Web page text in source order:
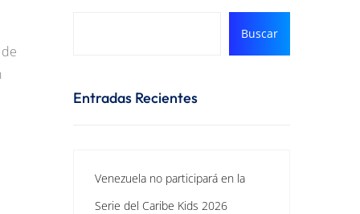
Buscar
Entradas Recientes
Venezuela no participará en la
Serie del Caribe Kids 2026